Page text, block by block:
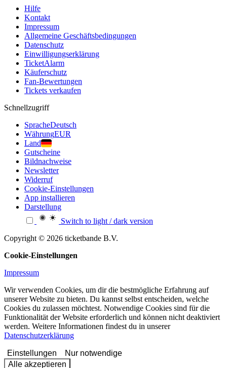
Hilfe
Kontakt
Impressum
Allgemeine Geschäftsbedingungen
Datenschutz
Einwilligungserklärung
TicketAlarm
Käuferschutz
Fan-Bewertungen
Tickets verkaufen
Schnellzugriff
SpracheDeutsch
WährungEUR
Land
Gutscheine
Bildnachweise
Newsletter
Widerruf
Cookie-Einstellungen
App installieren
Darstellung
Switch to light / dark version
Copyright © 2026 ticketbande B.V.
Cookie-Einstellungen
Impressum
Wir verwenden Cookies, um dir die bestmögliche Erfahrung auf
unserer Website zu bieten. Du kannst selbst entscheiden, welche
Cookies du zulassen möchtest. Notwendige Cookies sind für die
Funktionalität der Website erforderlich und können nicht deaktiviert
werden. Weitere Informationen findest du in unserer
Datenschutzerklärung
Einstellungen
Nur notwendige
Alle akzeptieren